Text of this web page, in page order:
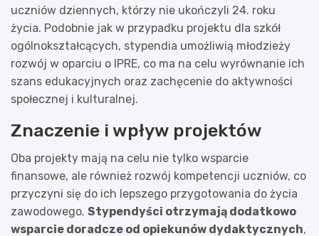
uczniów dziennych, którzy nie ukończyli 24. roku
życia. Podobnie jak w przypadku projektu dla szkół
ogólnokształcących, stypendia umożliwią młodzieży
rozwój w oparciu o IPRE, co ma na celu wyrównanie ich
szans edukacyjnych oraz zachęcenie do aktywności
społecznej i kulturalnej.
Znaczenie i wpływ projektów
Oba projekty mają na celu nie tylko wsparcie
finansowe, ale również rozwój kompetencji uczniów, co
przyczyni się do ich lepszego przygotowania do życia
zawodowego. Stypendyści otrzymają dodatkowo
wsparcie doradcze od opiekunów dydaktycznych,